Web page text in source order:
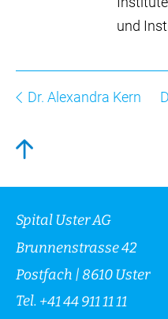
und
Dr. Alexandra Kern
Spital Uster AG
Brunnenstrasse 42
Postfach | 8610 Uster
Tel. +41 44 911 11 11